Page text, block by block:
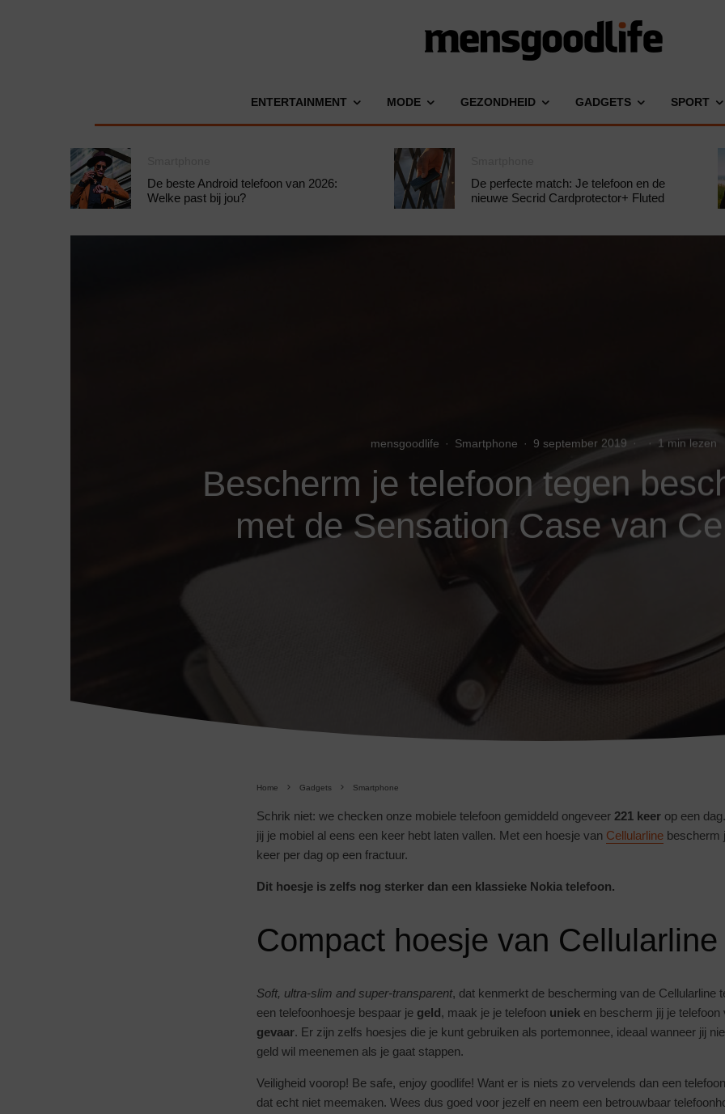
ENTERTAINMENT MODE GEZONDHEID GADGETS SPORT
De beste Android telefoon van 2026:
Welke past bij jou?
De perfecte match: Je telefoon en de
nieuwe Secrid Cardprotector+ Fluted
mensgoodlife · Smartphone · 9 september 2019 · · 1 min lezen
Bescherm je telefoon tegen
met de Sensation Case van
Home Gadgets Smartphone
Schrik niet: we checken onze mobiele telefoon gemiddeld ongeveer 221 keer op een
jij je mobiel al eens een keer hebt laten vallen. Met een hoesje van Cellularline bescherm
keer per dag op een fractuur.
Dit hoesje is zelfs nog sterker dan een klassieke Nokia telefoon.
Compact hoesje van Cellularline
Soft, ultra-slim and super-transparent, dat kenmerkt de bescherming van de Cellularline
een telefoonhoesje bespaar je geld, maak je je telefoon uniek en bescherm jij je
gevaar. Er zijn zelfs hoesjes die je kunt gebruiken als portemonnee, ideaal wanneer jij
geld wil meenemen als je gaat stappen.
Veiligheid voorop! Be safe, enjoy goodlife! Want er is niets zo vervelends dan een
dat echt niet meemaken. Wees dus goed voor jezelf en neem een betrouwbaar